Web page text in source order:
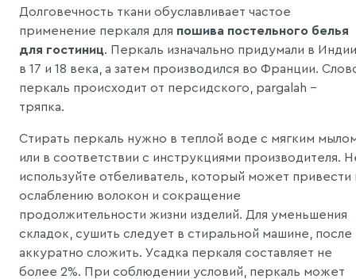
Долговечность ткани обуславливает частое
применение перкаля для пошива постельного белья
для гостиниц. Перкаль изначально придумали в Индии
в 17 и 18 века, а затем производился во Франции.
перкаль происходит от персидского, pargalah -
тряпка.
Стирать перкаль нужно в теплой воде с мягким
или в соответствии с инструкциями производителя.
используйте отбеливатель, который может привести
ослаблению волокон и сокращение
продолжительности жизни изделий. Для уменьшения
складок, сушить следует в стиральной машине, после
аккуратно сложить. Усадка перкаля составляет не
более 2%. При соблюдении условий, перкаль может